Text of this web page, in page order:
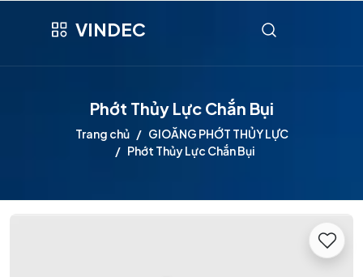
VINDEC
Phớt Thủy Lực Chắn Bụi
Trang chủ
GIOĂNG PHỚT THỦY LỰC
Phớt Thủy Lực Chắn Bụi